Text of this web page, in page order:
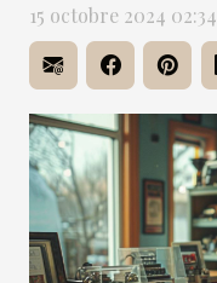
15 octobre 2024 02:34